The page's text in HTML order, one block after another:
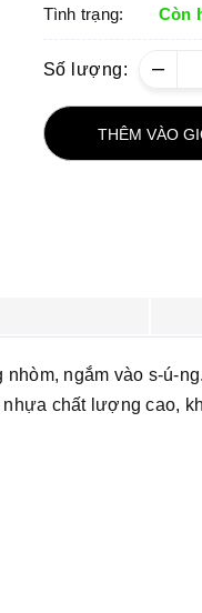
Tình trạng:
Còn
Số lượng: –
THÊM VÀO
ngắm vào s-ú-
chất lượng cao,